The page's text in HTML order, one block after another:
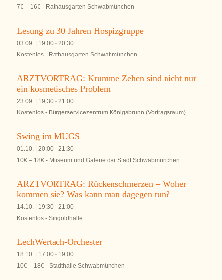
7€ – 16€- Rathausgarten Schwabmünchen
Lesung zu 30 Jahren Hospizgruppe
03.09. | 19:00- 20:30
Kostenlos- Rathausgarten Schwabmünchen
ARZTVORTRAG: Krumme Zehen sind nicht nur
ein kosmetisches Problem
23.09. | 19:30- 21:00
Kostenlos- Bürgerservicezentrum Königsbrunn (Vortragsraum)
Swing im MUGS
01.10. | 20:00- 21:30
10€ – 18€- Museum und Galerie der Stadt Schwabmünchen
ARZTVORTRAG: Rückenschmerzen – Woher
kommen sie? Was kann man dagegen tun?
14.10. | 19:30- 21:00
Kostenlos- Singoldhalle
LechWertach-Orchester
18.10. | 17:00- 19:00
10€ – 18€- Stadthalle Schwabmünchen